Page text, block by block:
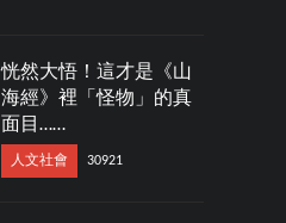
恍然大悟！這才是《山
海經》裡「怪物」的真
面目……
人文社會 30921